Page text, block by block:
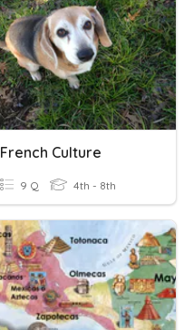
French Culture
9 Q 4th - 8th